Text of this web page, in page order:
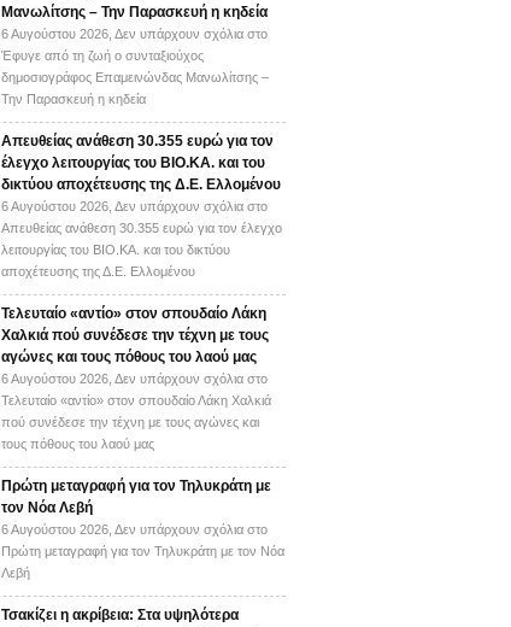
Μανωλίτσης – Την Παρασκευή η κηδεία
6 Αυγούστου 2026, Δεν υπάρχουν σχόλια στο
Έφυγε από τη ζωή ο συνταξιούχος
δημοσιογράφος Επαμεινώνδας Μανωλίτσης –
Την Παρασκευή η κηδεία
Απευθείας ανάθεση 30.355 ευρώ για τον
έλεγχο λειτουργίας του ΒΙΟ.ΚΑ. και του
δικτύου αποχέτευσης της Δ.Ε. Ελλομένου
6 Αυγούστου 2026, Δεν υπάρχουν σχόλια στο
Απευθείας ανάθεση 30.355 ευρώ για τον έλεγχο
λειτουργίας του ΒΙΟ.ΚΑ. και του δικτύου
αποχέτευσης της Δ.Ε. Ελλομένου
Τελευταίο «αντίο» στον σπουδαίο Λάκη
Χαλκιά πού συνέδεσε την τέχνη με τους
αγώνες και τους πόθους του λαού μας
6 Αυγούστου 2026, Δεν υπάρχουν σχόλια στο
Τελευταίο «αντίο» στον σπουδαίο Λάκη Χαλκιά
πού συνέδεσε την τέχνη με τους αγώνες και
τους πόθους του λαού μας
Πρώτη μεταγραφή για τον Τηλυκράτη με
τον Νόα Λεβή
6 Αυγούστου 2026, Δεν υπάρχουν σχόλια στο
Πρώτη μεταγραφή για τον Τηλυκράτη με τον Νόα
Λεβή
Τσακίζει η ακρίβεια: Στα υψηλότερα